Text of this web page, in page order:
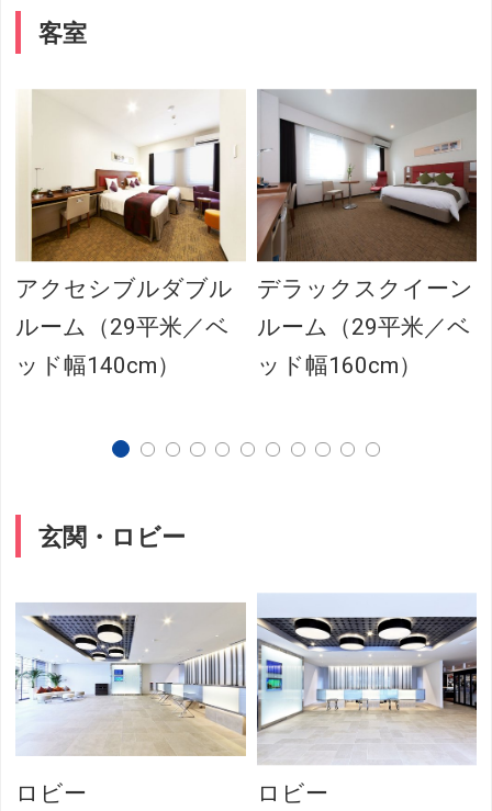
客室
アクセシブルダブル
ルーム（29平米／ベ
ッド幅140cm）
デラックスクイーン
ルーム（29平米／ベ
ッド幅160cm）
玄関・ロビー
ロビー ロビー